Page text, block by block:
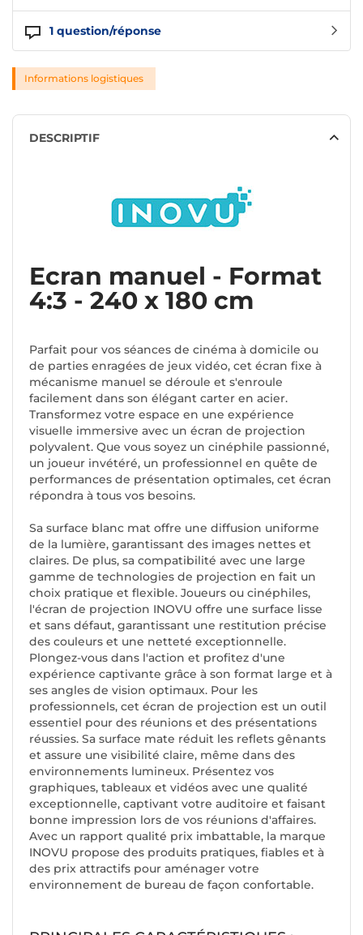
1 question/réponse
Informations logistiques
DESCRIPTIF
Ecran manuel - Format
4:3 - 240 x 180 cm
Parfait pour vos séances de cinéma à domicile ou
de parties enragées de jeux vidéo, cet écran fixe à
mécanisme manuel se déroule et s'enroule
facilement dans son élégant carter en acier.
Transformez votre espace en une expérience
visuelle immersive avec un écran de projection
polyvalent. Que vous soyez un cinéphile passionné,
un joueur invétéré, un professionnel en quête de
performances de présentation optimales, cet écran
répondra à tous vos besoins.
Sa surface blanc mat offre une diffusion uniforme
de la lumière, garantissant des images nettes et
claires. De plus, sa compatibilité avec une large
gamme de technologies de projection en fait un
choix pratique et flexible. Joueurs ou cinéphiles,
l'écran de projection INOVU offre une surface lisse
et sans défaut, garantissant une restitution précise
des couleurs et une netteté exceptionnelle.
Plongez-vous dans l'action et profitez d'une
expérience captivante grâce à son format large et à
ses angles de vision optimaux. Pour les
professionnels, cet écran de projection est un outil
essentiel pour des réunions et des présentations
réussies. Sa surface mate réduit les reflets gênants
et assure une visibilité claire, même dans des
environnements lumineux. Présentez vos
graphiques, tableaux et vidéos avec une qualité
exceptionnelle, captivant votre auditoire et faisant
bonne impression lors de vos réunions d'affaires.
Avec un rapport qualité prix imbattable, la marque
INOVU propose des produits pratiques, fiables et à
des prix attractifs pour aménager votre
environnement de bureau de façon confortable.